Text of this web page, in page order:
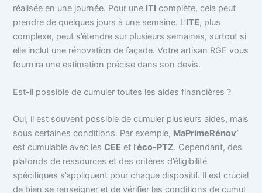
réalisée en une journée. Pour une ITI complète, cela peut
prendre de quelques jours à une semaine. L’ITE, plus
complexe, peut s’étendre sur plusieurs semaines, surtout si
elle inclut une rénovation de façade. Votre artisan RGE vous
fournira une estimation précise dans son devis.
Est-il possible de cumuler toutes les aides financières ?
Oui, il est souvent possible de cumuler plusieurs aides, mais
sous certaines conditions. Par exemple, MaPrimeRénov’
est cumulable avec lesCEE et l’éco-PTZ. Cependant, des
plafonds de ressources et des critères d’éligibilité
spécifiques s’appliquent pour chaque dispositif. Il est crucial
de bien se renseigner et de vérifier les conditions de cumul